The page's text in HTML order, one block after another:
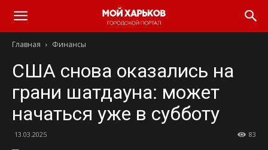
Главная Финансы
США снова оказались на
грани шатдауна: может
начаться уже в субботу
13.03.2025 83